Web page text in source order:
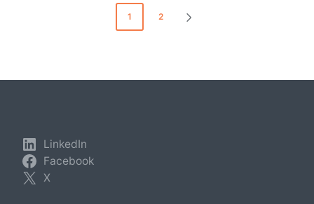
Seitennummerierung
1 2
LinkedIn
Facebook
X